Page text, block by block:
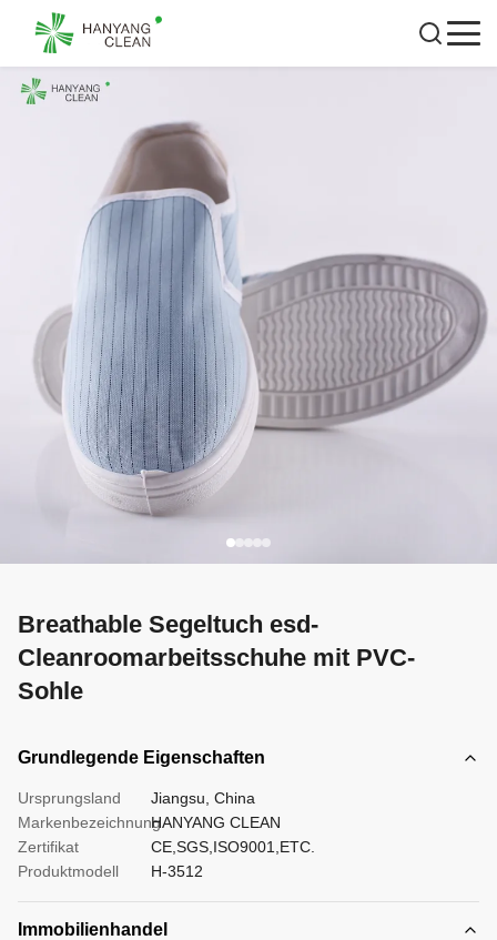
Breathable Segeltuch esd-
Cleanroomarbeitsschuhe mit PVC-
Sohle
Grundlegende Eigenschaften
Ursprungsland
Jiangsu, China
MarkenbezeichnungHANYANG CLEAN
Zertifikat
CE,SGS,ISO9001,ETC.
Produktmodell
H-3512
Immobilienhandel